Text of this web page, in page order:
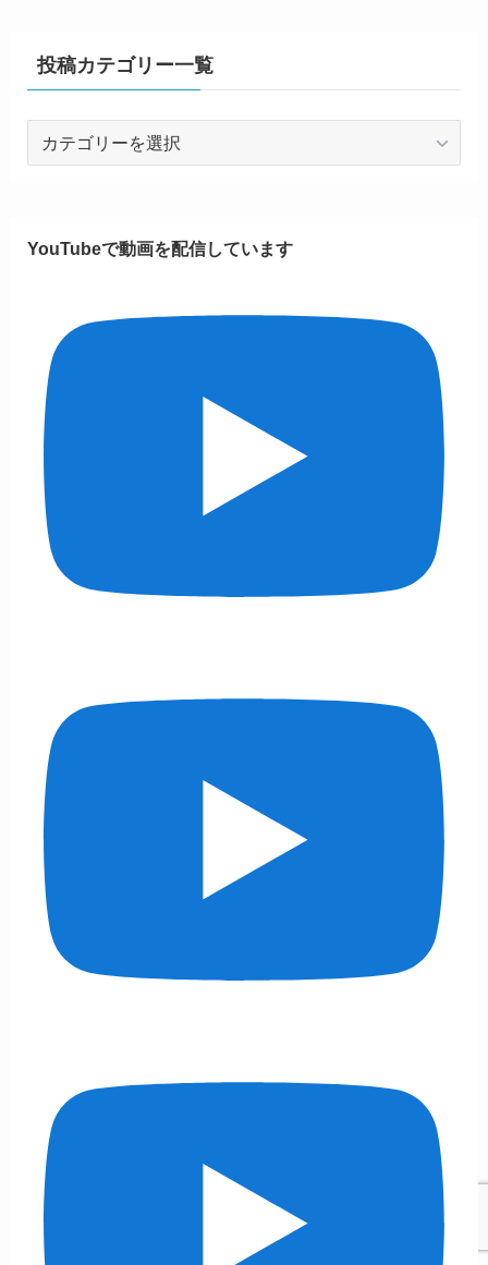
投稿カテゴリー一覧
ゴ
YouTubeで動画を配信しています